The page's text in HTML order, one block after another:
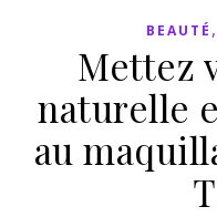
BEAUTÉ ,
Mettez
naturelle
au